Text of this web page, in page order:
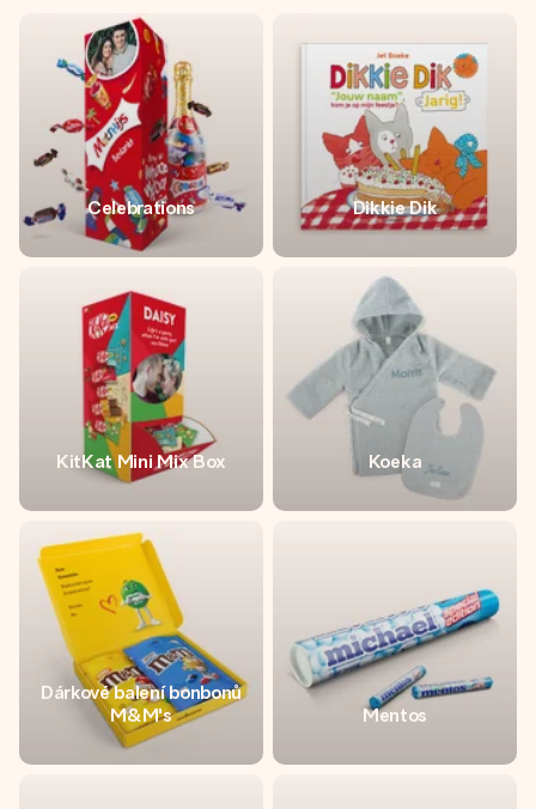
Vytvořte něco jedinečného během několika kroků – s jejím
jménem, vaší fotografií nebo vzkazem, který doopravdy
zahřeje u srdce. Žádné zbytečné složitosti, jen spousta
lásky pro daný okamžik.
Celebrations Dikkie Dik
KitKat Mini Mix Box Koeka
Dárkové balení bonbonů
M&M's
Mentos